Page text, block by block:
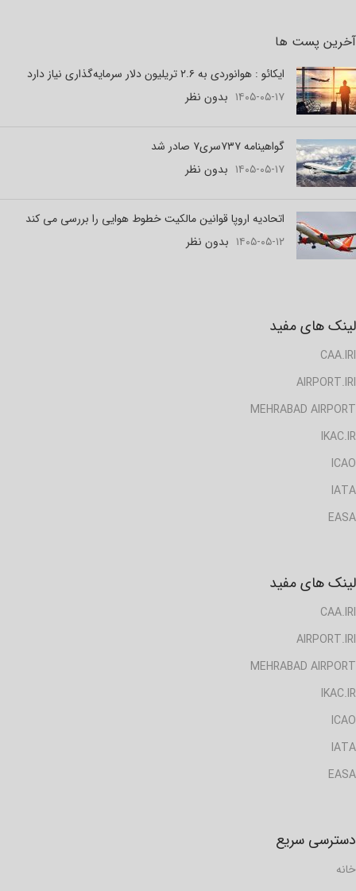
آخرین پست ها
ایکائو : هوانوردی به ۲.۶ تریلیون دلار سرمایه‌گذاری نیاز دارد
۱۴۰۵-۰۵-۱۷ بدون نظر
گواهینامه ۷۳۷سری۷ صادر شد
۱۴۰۵-۰۵-۱۷ بدون نظر
اتحادیه اروپا قوانین مالکیت خطوط هوایی را بررسی می کند
۱۴۰۵-۰۵-۱۲ بدون نظر
لینک های مفید
CAA.IRI
AIRPORT.IRI
MEHRABAD AIRPORT
IKAC.IR
ICAO
IATA
EASA
لینک های مفید
CAA.IRI
AIRPORT.IRI
MEHRABAD AIRPORT
IKAC.IR
ICAO
IATA
EASA
دسترسی سریع
خانه